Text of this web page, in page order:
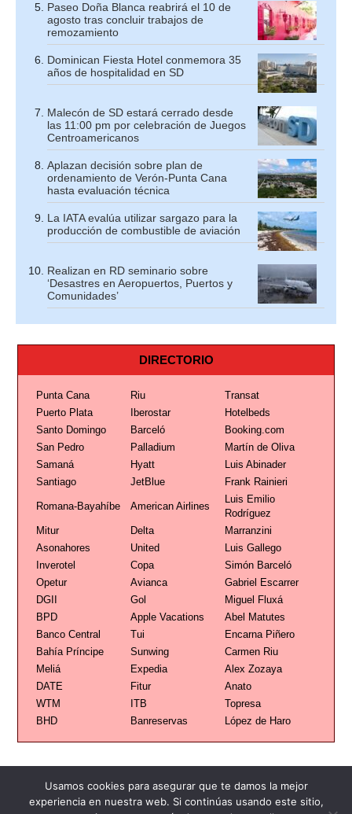
Paseo Doña Blanca reabrirá el 10 de
agosto tras concluir trabajos de
remozamiento
Dominican Fiesta Hotel conmemora 35
años de hospitalidad en SD
Malecón de SD estará cerrado desde
las 11:00 pm por celebración de Juegos
Centroamericanos
Aplazan decisión sobre plan de
ordenamiento de Verón-Punta Cana
hasta evaluación técnica
La IATA evalúa utilizar sargazo para la
producción de combustible de aviación
Realizan en RD seminario sobre
‘Desastres en Aeropuertos, Puertos y
Comunidades’
DIRECTORIO
Punta Cana Riu
Transat
Puerto Plata
Iberostar
Hotelbeds
Santo Domingo
Barceló
Booking.com
San Pedro
Palladium
Martín de Oliva
Samaná
Hyatt
Luis Abinader
Santiago
JetBlue Frank Rainieri
Romana-Bayahíbe American Airlines
Luis Emilio
Rodríguez
Mitur
Delta
Marranzini
Asonahores
United
Luis Gallego
Inverotel
Copa
Simón Barceló
Opetur
Avianca
Gabriel Escarrer
DGII
Gol
Miguel Fluxá
BPD
Apple Vacations
Abel Matutes
Banco Central
Tui
Encarna Piñero
Bahía Príncipe
Sunwing
Carmen Riu
Meliá
Expedia
Alex Zozaya
DATE
Fitur
Anato
WTM
ITB
Topresa
BHD
Banreservas López de Haro
Usamos cookies para asegurar que te damos la mejor
experiencia en nuestra web. Si continúas usando este sitio,